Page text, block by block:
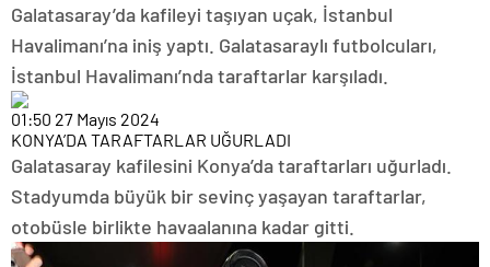
Galatasaray’da kafileyi taşıyan uçak, İstanbul
Havalimanı’na iniş yaptı. Galatasaraylı futbolcuları,
İstanbul Havalimanı’nda taraftarlar karşıladı.
01:50 27 Mayıs 2024
KONYA’DA TARAFTARLAR UĞURLADI
Galatasaray kafilesini Konya’da taraftarları uğurladı.
Stadyumda büyük bir sevinç yaşayan taraftarlar,
otobüsle birlikte havaalanına kadar gitti.